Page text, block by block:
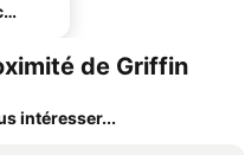
de Griffin
intéresser...